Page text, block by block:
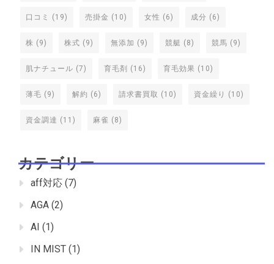
口コミ (19) 売掛金 (10) 女性 (6) 成分 (6)
株 (9) 株式 (9) 無添加 (9) 競艇 (8) 競馬 (9)
肌ナチュール (7) 育毛剤 (16) 育毛効果 (10)
薄毛 (9) 解約 (6) 請求書買取 (10) 資金繰り (10)
資金調達 (11) 麻雀 (8)
カテゴリー
aff対応 (7)
AGA (2)
AI (1)
IN MIST (1)